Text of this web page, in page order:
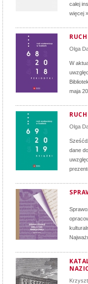
całej
więcej »
Olga
W
maja
Olga
dane